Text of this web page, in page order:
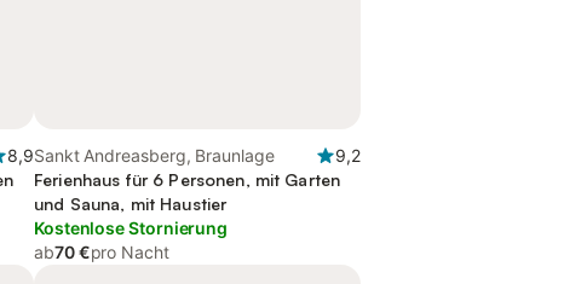
8,9Sankt Andreasberg, Braunlage
9,2
Ferienhaus für 6 Personen, mit Garten
und Sauna, mit Haustier
Kostenlose Stornierung
ab70 €pro Nacht